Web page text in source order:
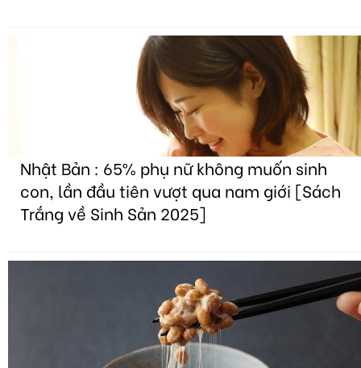
Nhật Bản : 65% phụ nữ không muốn sinh
con, lần đầu tiên vượt qua nam giới [Sách
Trắng về Sinh Sản 2025]